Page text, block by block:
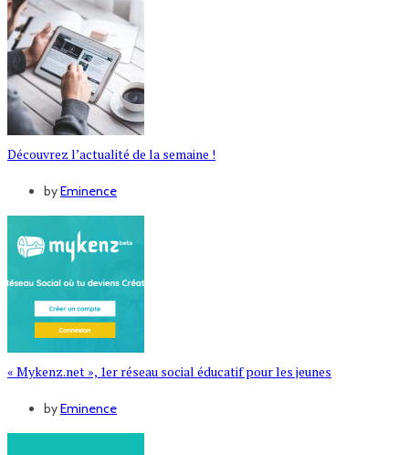
Découvrez l’actualité de la semaine !
byEminence
« Mykenz.net », 1er réseau social éducatif pour les jeunes
byEminence